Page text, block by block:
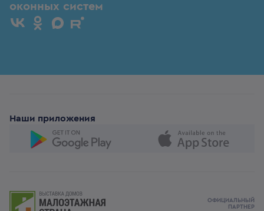
оконных систем
Наши приложения
ОФИЦИАЛЬНЫЙ
ПАРТНЕР